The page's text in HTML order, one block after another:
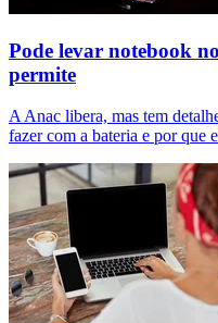
Pode levar notebook
permite
A Anac libera, mas tem
fazer com a bateria e por que